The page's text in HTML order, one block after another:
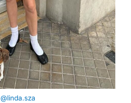
@linda.sza